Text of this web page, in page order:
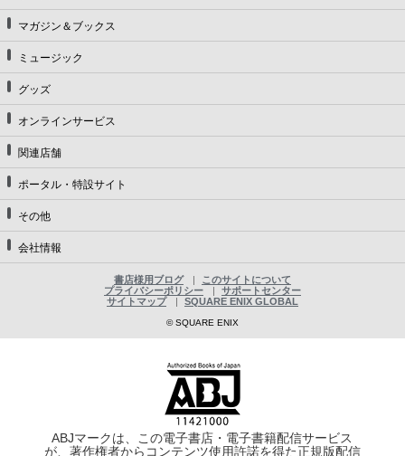
マガジン＆ブックス
ミュージック
グッズ
オンラインサービス
関連店舗
ポータル・特設サイト
その他
会社情報
書店様用ブログ
このサイトについて
プライバシーポリシー
サポートセンター
サイトマップ
SQUARE ENIX GLOBAL
© SQUARE ENIX
ABJマークは、この電子書店・電子書籍配信サービス
が、著作権者からコンテンツ使用許諾を得た正規版配信